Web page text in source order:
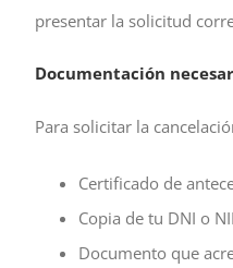
presentar la solicitud
Documentación
Para solicitar la
Certificado de
Copia de tu DNI o
Documento que